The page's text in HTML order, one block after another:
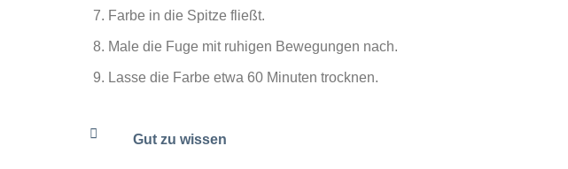
Farbe in die Spitze fließt.
Male die Fuge mit ruhigen Bewegungen nach.
Lasse die Farbe etwa 60 Minuten trocknen.
Gut zu wissen